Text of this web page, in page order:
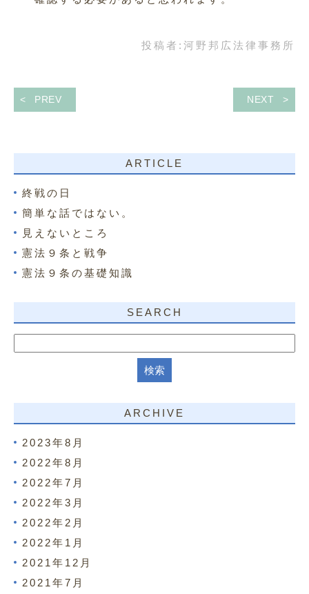
投稿者: 河野邦広法律事務所
PREV NEXT
ARTICLE
終戦の日
簡単な話ではない。
見えないところ
憲法９条と戦争
憲法９条の基礎知識
SEARCH
ARCHIVE
2023年8月
2022年8月
2022年7月
2022年3月
2022年2月
2022年1月
2021年12月
2021年7月